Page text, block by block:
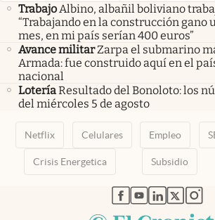
TrabajoAlbino, albañil boliviano
“Trabajando en la construcción gano
mes, en mi país serían 400 euros”
Avance militarZarpa el submarino
Armada: fue construido aquí en el
nacional
LoteríaResultado del Bonoloto: los
del miércoles 5 de agosto
Netflix Celulares Empleo
Crisis Energetica Subsidio
abre en nueva
abre en nueva
abre en
abre